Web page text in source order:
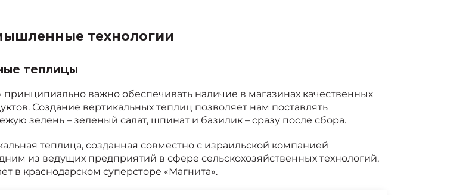
технологии
теплицы
принципиально важно обеспечивать наличие в магазинах качественных
Создание вертикальных теплиц позволяет нам поставлять
зелень – зеленый салат, шпинат и базилик – сразу после сбора.
теплица, созданная совместно с израильской компанией
из ведущих предприятий в сфере сельскохозяйственных технологий,
в краснодарском суперсторе «Магнита».